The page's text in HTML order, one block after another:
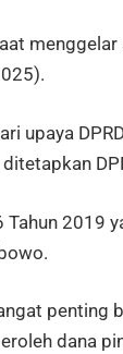
upaya
Tahun 2019
penting
dana